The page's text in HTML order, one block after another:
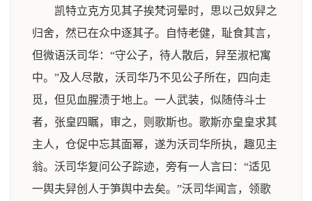
凯特立克方见其子挨梵诃晕时，思以己奴舁之
归舍，然已在众中逐其子。自恃老健，耻食其言，
但微语沃司华：“守公子，待人散后，舁至淑杞寓
中。”及人尽散，沃司华乃不见公子所在，四向走
觅，但见血腥渍于地上。一人武装，似随侍斗士
者，张皇四瞩，审之，则歌斯也。歌斯亦皇皇求其
主人，仓促中忘其面幂，遂为沃司华所执，趣见主
翁。沃司华复问公子踪迹，旁有一人言曰：“适见
一舆夫舁创人于笋舆中去矣。”沃司华闻言，领歌